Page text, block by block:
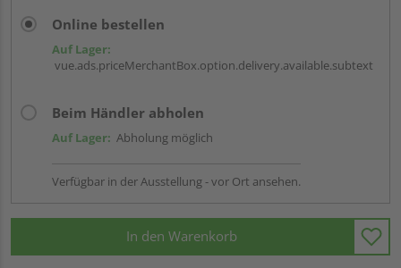
Online bestellen
Auf Lager:
vue.ads.priceMerchantBox.option.delivery.available.subtext
Beim Händler abholen
Auf Lager: Abholung möglich
Verfügbar in der Ausstellung - vor Ort ansehen.
In den Warenkorb